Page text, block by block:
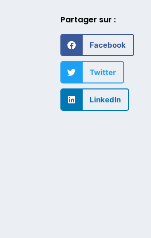
Partager sur :
Facebook
Twitter
LinkedIn